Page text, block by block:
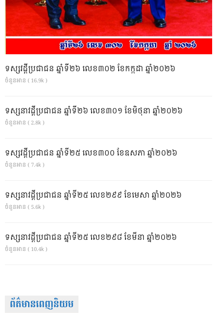
ទស្សវដ្តីប្រជាជន ឆ្នាំទី២៦ លេខ៣០២ ខែកក្កដា ឆ្នាំ២០២៦
ចំនួនអាន ( 16.9k )
ទស្សនាវដ្ដីប្រជាជន ឆ្នាំទី២៦ លេខ៣០១ ខែមិថុនា ឆ្នាំ២០២៦
ចំនួនអាន ( 2.8k )
ទស្សវដ្តីប្រជាជន ឆ្នាំទី២៥ លេខ៣០០ ខែឧសភា ឆ្នាំ២០២៦
ចំនួនអាន ( 7.4k )
ទស្សនាវដ្ដីប្រជាជន ឆ្នាំទី២៥ លេខ២៩៩ ខែមេសា ឆ្នាំ២០២៦
ចំនួនអាន ( 5.6k )
ទស្សនាវដ្ដីប្រជាជន ឆ្នាំទី២៥ លេខ២៩៨ ខែមីនា ឆ្នាំ២០២៦
ចំនួនអាន ( 10.4k )
ព័ត៌មានពេញនិយម